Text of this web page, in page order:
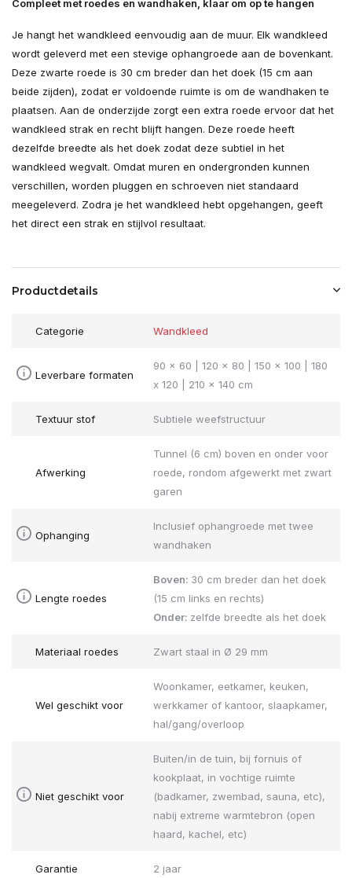
Compleet met roedes en wandhaken, klaar om op te hangen
Je hangt het wandkleed eenvoudig aan de muur. Elk wandkleed
wordt geleverd met een stevige ophangroede aan de bovenkant.
Deze zwarte roede is 30 cm breder dan het doek (15 cm aan
beide zijden), zodat er voldoende ruimte is om de wandhaken te
plaatsen. Aan de onderzijde zorgt een extra roede ervoor dat het
wandkleed strak en recht blijft hangen. Deze roede heeft
dezelfde breedte als het doek zodat deze subtiel in het
wandkleed wegvalt. Omdat muren en ondergronden kunnen
verschillen, worden pluggen en schroeven niet standaard
meegeleverd. Zodra je het wandkleed hebt opgehangen, geeft
het direct een strak en stijlvol resultaat.
Productdetails
Categorie Wandkleed
Leverbare formaten
90 x 60 | 120 x 80 | 150 x 100 | 180
x 120 | 210 x 140 cm
Textuur stof Subtiele weefstructuur
Afwerking
Tunnel (6 cm) boven en onder voor
roede, rondom afgewerkt met zwart
garen
Ophanging
Inclusief ophangroede met twee
wandhaken
Lengte roedes
Boven: 30 cm breder dan het doek
(15 cm links en rechts)
Onder: zelfde breedte als het doek
Materiaal roedes Zwart staal in Ø 29 mm
Wel geschikt voor
Woonkamer, eetkamer, keuken,
werkkamer of kantoor, slaapkamer,
hal/gang/overloop
Niet geschikt voor
Buiten/in de tuin, bij fornuis of
kookplaat, in vochtige ruimte
(badkamer, zwembad, sauna, etc),
nabij extreme warmtebron (open
haard, kachel, etc)
Garantie 2 jaar